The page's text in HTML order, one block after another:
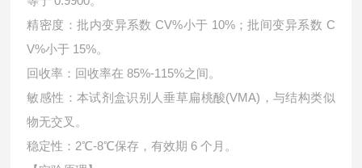
精密度：批内变异系数 CV%小于 10%；批间变异系数 C
V%小于 15%。
回收率：回收率在 85%-115%之间。
敏感性：本试剂盒识别人垂草扁桃酸(VMA)，与结构类似
物无交叉。
稳定性：2℃-8℃保存，有效期 6 个月。